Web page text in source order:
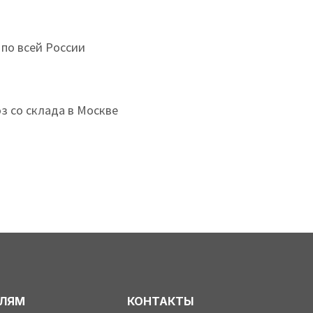
всей России
со склада в Москве
КОНТАКТЫ